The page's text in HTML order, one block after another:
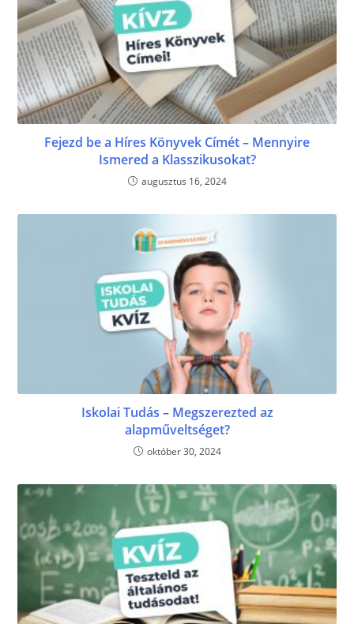
Fejezd be a Híres Könyvek Címét – Mennyire
Ismered a Klasszikusokat?
augusztus 16, 2024
Iskolai Tudás – Megszerezted az
alapműveltséget?
október 30, 2024